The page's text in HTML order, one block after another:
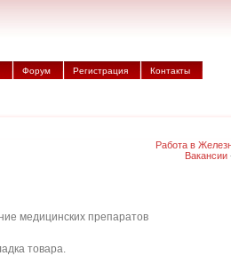
Форум Регистрация Контакты
Работа в
Вакансии
медицинских препаратов
товара.